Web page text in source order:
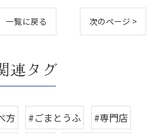
一覧に戻る 次のページ >
連タグ
方 #ごまとうふ
#専門店